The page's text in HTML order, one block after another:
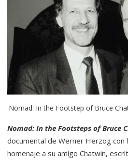
'Nomad: In the Footstep of Bruce
Nomad: In the Footsteps of Bruce
documental de Werner Herzog con
homenaje a su amigo Chatwin,